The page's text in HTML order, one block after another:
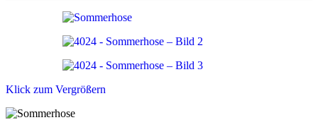
Klick zum Vergrößern